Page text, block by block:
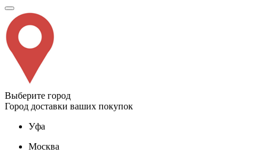
Выберите город
Город доставки ваших покупок
Уфа
Москва